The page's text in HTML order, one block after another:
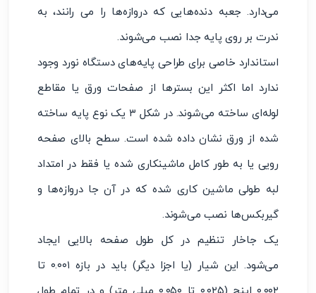
می‌دارد. جعبه دنده‌هایی که دروازه‌ها را می رانند، به
ندرت بر روی پایه جدا نصب می‌شوند.
استاندارد خاصی برای طراحی پایه‌های دستگاه نورد وجود
ندارد اما اکثر این بسترها از صفحات ورق یا مقاطع
لوله‌ای ساخته می‌شوند. در شکل ۳ یک نوع پایه ساخته
شده از ورق نشان داده شده است. سطح بالای صفحه
رویی یا به طور کامل ماشینکاری شده یا فقط در امتداد
لبه طولی ماشین کاری شده که در آن جا دروازه‌ها و
گیربکس‌ها نصب می‌شوند.
یک جاخار تنظیم در کل طول صفحه بالایی ایجاد
می‌شود. این شیار (یا اجزا دیگر) باید در بازه ۰.۰۰۱ تا